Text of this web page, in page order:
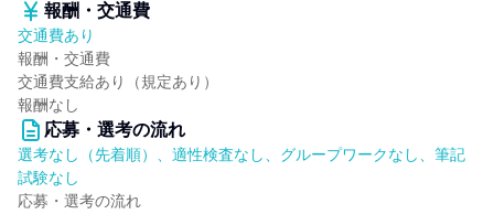
報酬・交通費
交通費あり
報酬・交通費
交通費支給あり（規定あり）
報酬なし
応募・選考の流れ
選考なし（先着順）、適性検査なし、グループワークなし、筆記
試験なし
応募・選考の流れ